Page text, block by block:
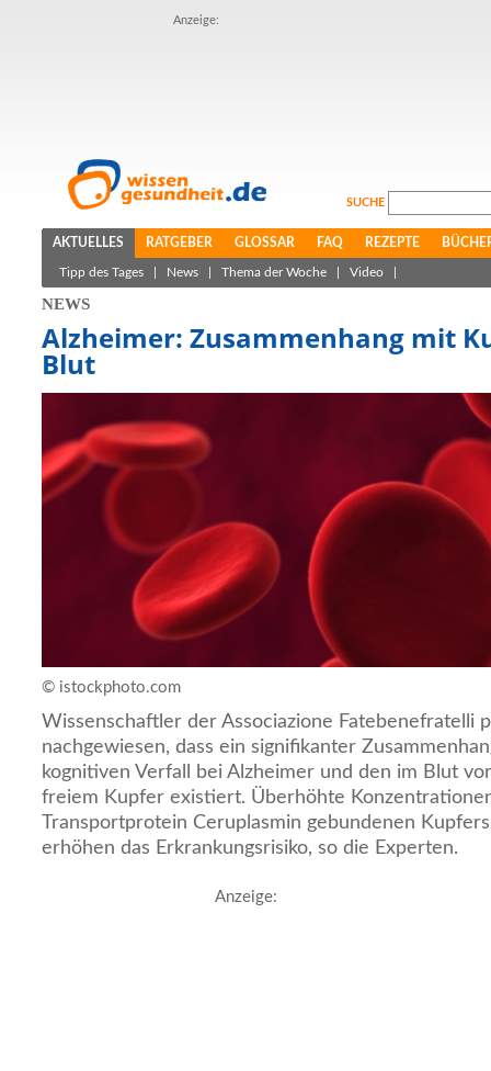
Anzeige:
SUCHE
AKTUELLES RATGEBER GLOSSAR FAQ REZEPTE
Tipp des Tages News Thema der Woche Video
NEWS
Alzheimer: Zusammenhang mit
Blut
© istockphoto.com
Wissenschaftler der Associazione Fatebenefratelli
nachgewiesen, dass ein signifikanter
kognitiven Verfall bei Alzheimer und den im Blut
freiem Kupfer existiert. Überhöhte
Transportprotein Ceruplasmin gebundenen
erhöhen das Erkrankungsrisiko, so die Experten.
Anzeige: